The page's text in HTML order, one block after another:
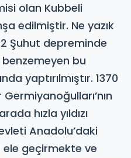
olan Kubbeli
edilmiştir. Ne yazık
Şuhut depreminde
benzemeyen bu
yaptırılmıştır. 1370
hızla yıldızı
Anadolu’daki
geçirmekte ve